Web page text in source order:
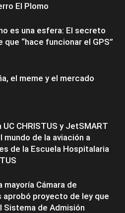
El Plomo
es una esfera: El secreto
que “hace funcionar el GPS”
el meme y el mercado
UC CHRISTUS y JetSMART
mundo de la aviación a
de la Escuela Hospitalaria
mayoría Cámara de
aprobó proyecto de ley que
Sistema de Admisión